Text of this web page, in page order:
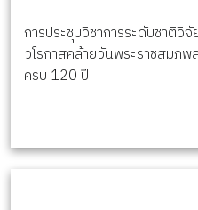
การประชุมวิชาการระดับชาติวิ
วโรกาสคล้ายวันพระราชสมภ
ครบ 120 ปี